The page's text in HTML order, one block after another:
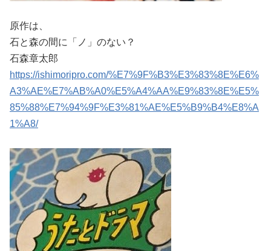
原作は、
石と森の間に「ノ」のない？
石森章太郎
https://ishimoripro.com/%E7%9F%B3%E3%83%8E%E6%
A3%AE%E7%AB%A0%E5%A4%AA%E9%83%8E%E5%
85%88%E7%94%9F%E3%81%AE%E5%B9%B4%E8%A
1%A8/